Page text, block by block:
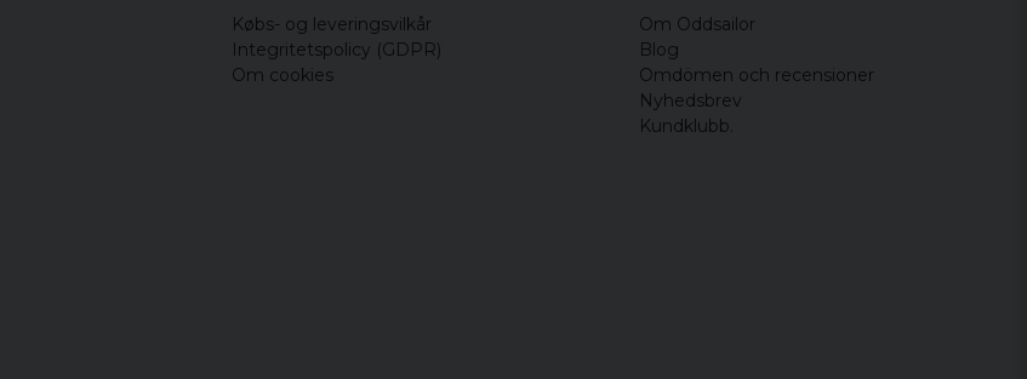
Købs- og leveringsvilkår
Integritetspolicy (GDPR)
Om cookies
Om Oddsailor
Blog
Omdömen och recensioner
Nyhedsbrev
Kundklubb.